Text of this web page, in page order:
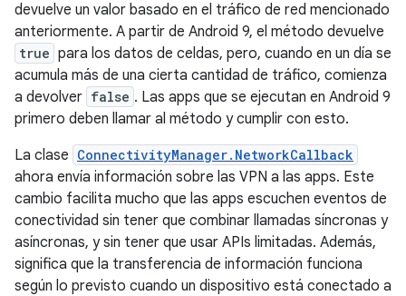
devuelve un valor basado en el tráfico de red mencionado
anteriormente. A partir de Android 9, el método devuelve
true para los datos de celdas, pero, cuando en un día se
acumula más de una cierta cantidad de tráfico, comienza
a devolver false . Las apps que se ejecutan en Android 9
primero deben llamar al método y cumplir con esto.
La clase ConnectivityManager.NetworkCallback
ahora envía información sobre las VPN a las apps. Este
cambio facilita mucho que las apps escuchen eventos de
conectividad sin tener que combinar llamadas síncronas y
asíncronas, y sin tener que usar APIs limitadas. Además,
significa que la transferencia de información funciona
según lo previsto cuando un dispositivo está conectado a